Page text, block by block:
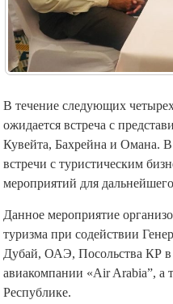
В течение следующих
ожидается встреча с
Кувейта, Бахрейна и Омана. В
встречи с туристическим
мероприятий для
Данное мероприятие
туризма при содействии
Дубай, ОАЭ, Посольства КР
авиакомпании «Air Arabia”,
Республике.